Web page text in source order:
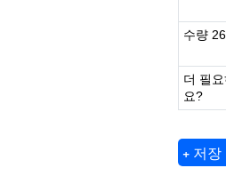
수량
더 필
요?
+ 저장